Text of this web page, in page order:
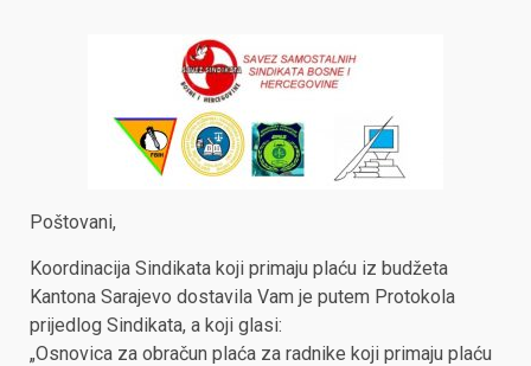
Poštovani,
Koordinacija Sindikata koji primaju plaću iz budžeta
Kantona Sarajevo dostavila Vam je putem Protokola
prijedlog Sindikata, a koji glasi:
„Osnovica za obračun plaća za radnike koji primaju plaću